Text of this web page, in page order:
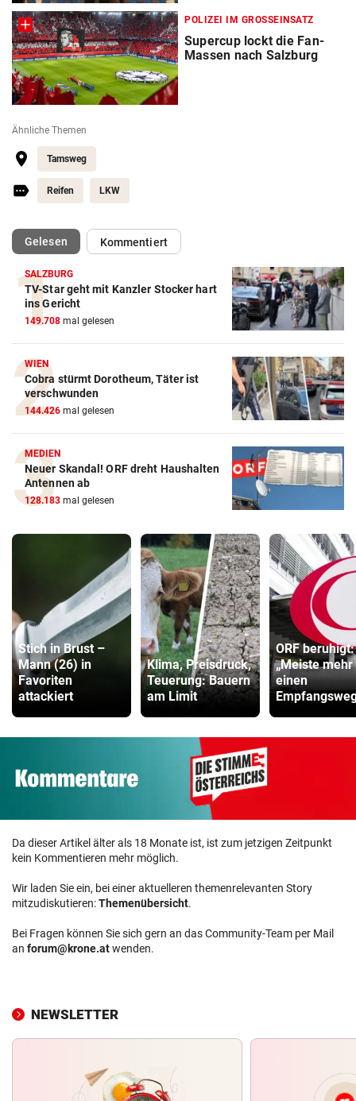
POLIZEI IM GROSSEINSATZ
Supercup lockt die Fan-
Massen nach Salzburg
Ähnliche Themen
Tamsweg
Reifen LKW
Gelesen(ausgewählt)Kommentiert
SALZBURG
TV-Star geht mit Kanzler Stocker hart
ins Gericht
149.708 mal gelesen
WIEN
Cobra stürmt Dorotheum, Täter ist
verschwunden
144.426 mal gelesen
MEDIEN
Neuer Skandal! ORF dreht Haushalten
Antennen ab
128.183 mal gelesen
Stich in Brust –
Mann (26) in
Favoriten
attackiert
Klima, Preisdruck,
Teuerung: Bauern
am Limit
ORF beruhigt:
„Meiste mehr
einen
Da dieser Artikel älter als 18 Monate ist, ist zum jetzigen Zeitpunkt
kein Kommentieren mehr möglich.
Wir laden Sie ein, bei einer aktuelleren themenrelevanten Story
mitzudiskutieren:Themenübersicht.
Bei Fragen können Sie sich gern an das Community-Team per Mail
an forum@krone.atwenden.
NEWSLETTER